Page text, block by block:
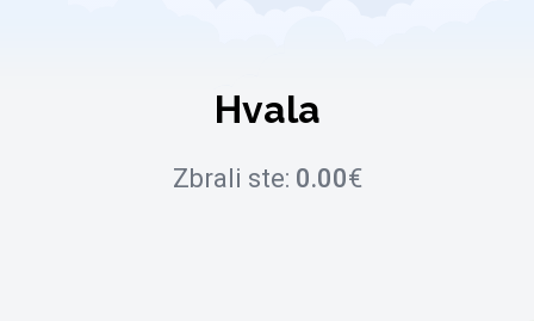
Hvala
Zbrali ste: 0.00€